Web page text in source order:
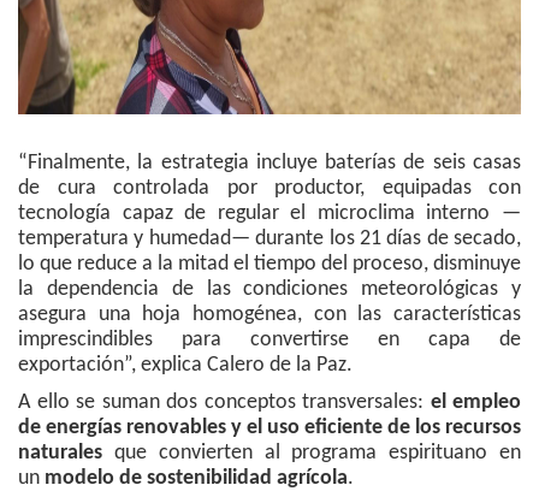
“Finalmente, la estrategia incluye baterías de seis casas
de cura controlada por productor, equipadas con
tecnología capaz de regular el microclima interno —
temperatura y humedad— durante los 21 días de secado,
lo que reduce a la mitad el tiempo del proceso, disminuye
la dependencia de las condiciones meteorológicas y
asegura una hoja homogénea, con las características
imprescindibles para convertirse en capa de
exportación”, explica Calero de la Paz.
A ello se suman dos conceptos transversales: el empleo
de energías renovables y el uso eficiente de los recursos
naturales que convierten al programa espirituano en
un modelo de sostenibilidad agrícola.